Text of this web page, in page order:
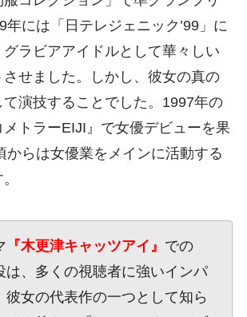
年には「日テレジェニック’99」に
ラビアアイドルとして華々しい
せました。しかし、彼女の真の
て演技することでした。1997年の
メトラーEIJI』で女優デビューを果
からは女優業をメインに活動する
『木更津キャッツアイ』 での
は、多くの視聴者に強いインパ
彼女の代表作の一つとして知ら